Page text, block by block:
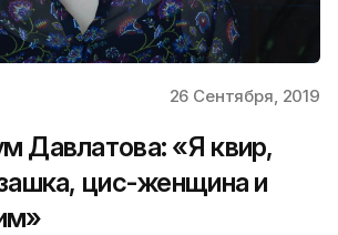
26 Сентября, 2019
Давлатова: «Я квир,
цис-женщина и